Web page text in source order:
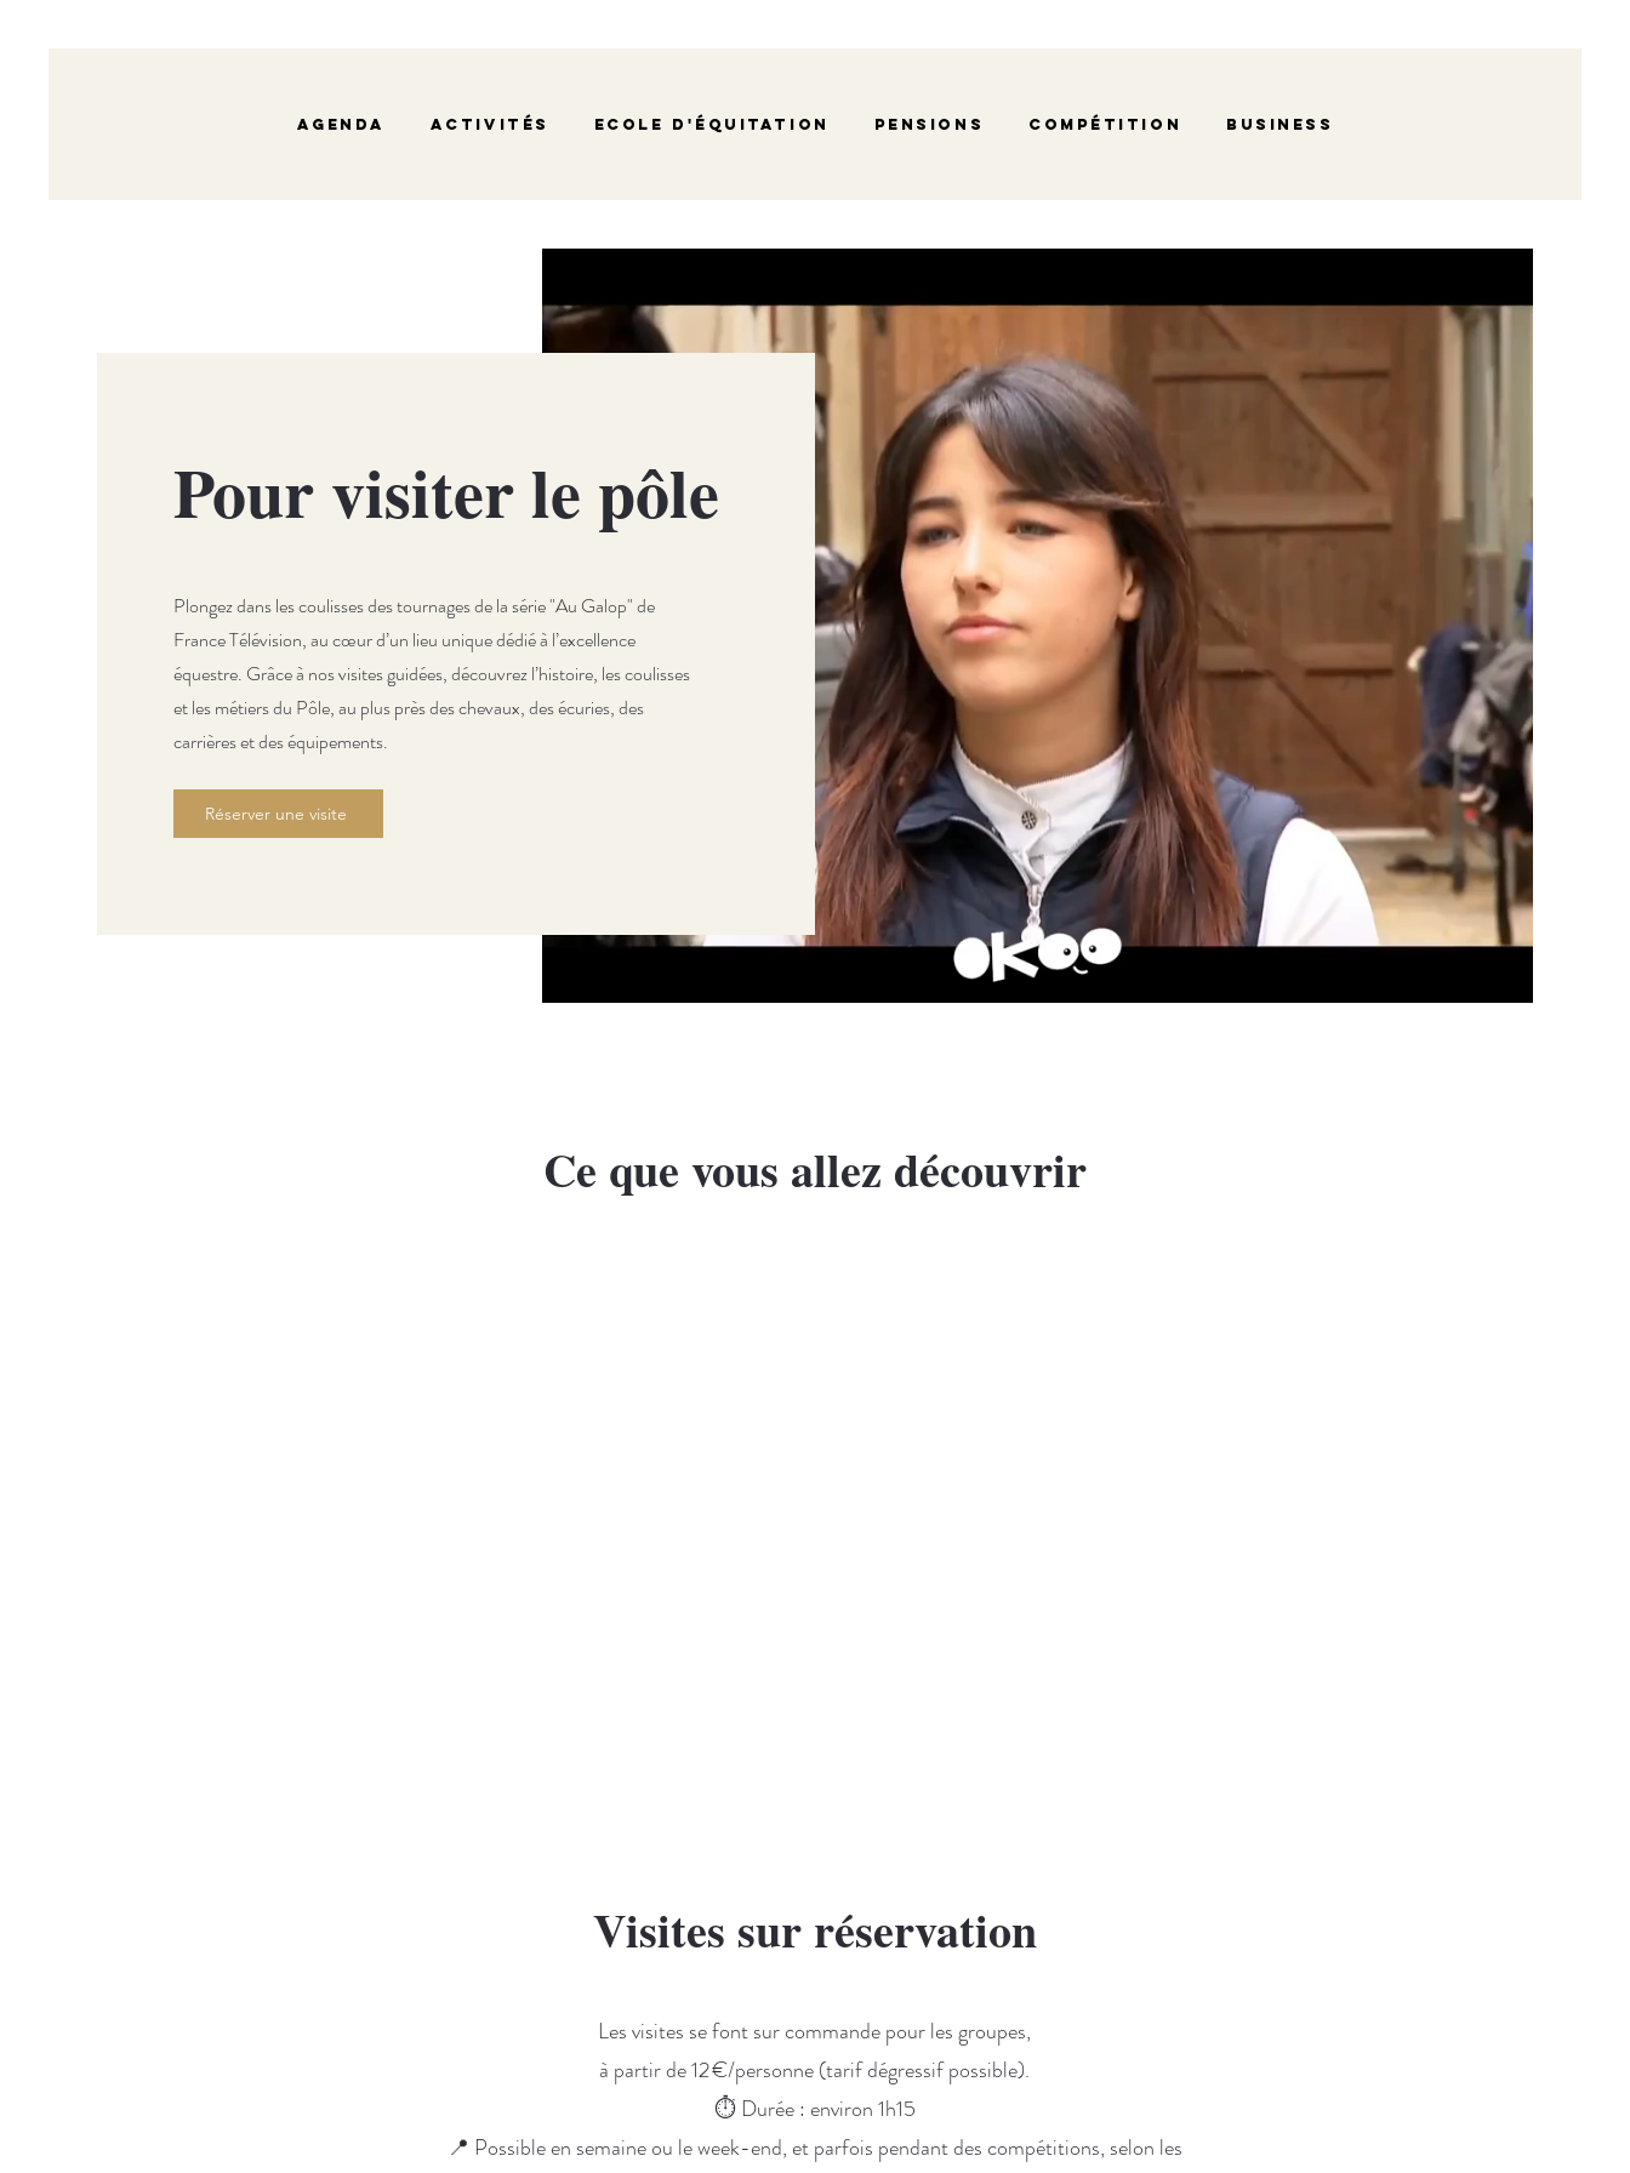
Agenda Activités Ecole d'équitation Pensions Compétition Business
Pour visiter le pôle
Plongez dans les coulisses des tournages de la série "Au Galop" de
France Télévision, au cœur d’un lieu unique dédié à l’excellence
équestre. Grâce à nos visites guidées, découvrez l’histoire, les coulisses
et les métiers du Pôle, au plus près des chevaux, des écuries, des
carrières et des équipements.
Réserver une visite
Ce que vous allez découvrir
Visites sur réservation
Les visites se font sur commande pour les groupes,
à partir de 12 €/personne (tarif dégressif possible).
⏱️ Durée : environ 1h15
📍 Possible en semaine ou le week-end, et parfois pendant des compétitions, selon les